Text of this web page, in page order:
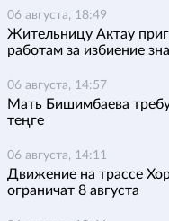
06 августа, 18:49
Жительницу Актау
работам за избиение
06 августа, 14:57
Мать Бишимбаева
теңге
06 августа, 14:11
Движение на трассе
ограничат 8 августа